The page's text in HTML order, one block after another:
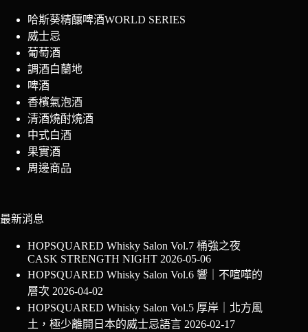
哈斯葵精釀啤酒WORLD SERIES
威士忌
葡萄酒
調酒白蘭地
啤酒
香檳氣泡酒
清酒燒酎燒酒
中式白酒
果實酒
周邊商品
最新消息
HOPSQUARED Whisky Salon Vol.7 桶強之夜
CASK STRENGTH NIGHT 2026-05-06
HOPSQUARED Whisky Salon Vol.6 響｜不喧嘩的
層次 2026-04-02
HOPSQUARED Whisky Salon Vol.5 厚岸｜北方風
土，極少離開日本的威士忌語言 2026-02-17